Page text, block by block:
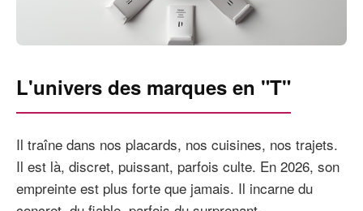
L'univers des marques en "T"
Il traîne dans nos placards, nos cuisines, nos trajets.
Il est là, discret, puissant, parfois culte. En 2026, son
empreinte est plus forte que jamais. Il incarne du